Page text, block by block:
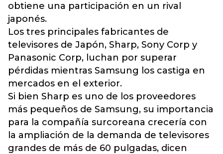
obtiene una participación en un rival
japonés.
Los tres principales fabricantes de
televisores de Japón, Sharp, Sony Corp y
Panasonic Corp, luchan por superar
pérdidas mientras Samsung los castiga en
mercados en el exterior.
Si bien Sharp es uno de los proveedores
más pequeños de Samsung, su importancia
para la compañía surcoreana crecería con
la ampliación de la demanda de televisores
grandes de más de 60 pulgadas, dicen